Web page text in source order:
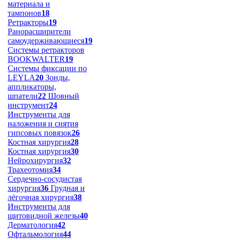
материала и
тампонов18
Ретракторы19
Ранорасширители
самоудерживающиеся19
Системы ретракторов
BOOKWALTER19
Системы фиксации по
LEYLA20 Зонды,
аппликаторы,
шпатели22 Шовный
инструмент24
Инструменты для
наложения и снятия
гипсовых повязок26
Костная хирургия28
Костная хирургия30
Нейрохирургия32
Трахеотомия34
Сердечно-сосудистая
хирургия36 Грудная и
лёгочная хирургия38
Инструменты для
щитовидной железы40
Дерматология42
Офтальмология44